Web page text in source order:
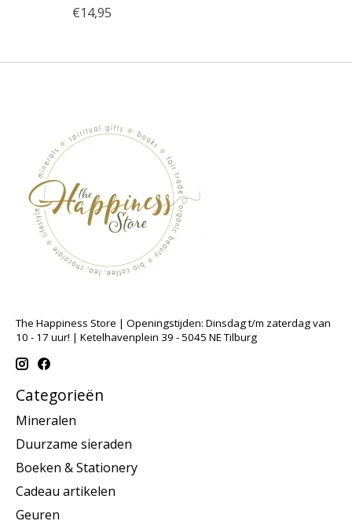
€14,95
The Happiness Store | Openingstijden: Dinsdag t/m zaterdag van
10 - 17 uur! | Ketelhavenplein 39 - 5045 NE Tilburg
Categorieën
Mineralen
Duurzame sieraden
Boeken & Stationery
Cadeau artikelen
Geuren